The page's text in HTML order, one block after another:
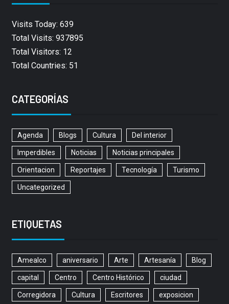
Visits Today: 639
Total Visits: 937895
Total Visitors: 12
Total Countries: 51
CATEGORÍAS
Agenda Blogs Cultura Del interior
Imperdibles Noticias Noticias principales
Orientacion Reportajes Tecnología Turismo
Uncategorized
ETIQUETAS
Amealco aniversario Arte Artesanía Blog
capital Centro Centro Histórico ciudad
Corregidora Cultura Escritores exposicion